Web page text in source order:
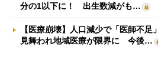
分の1以下に！ 出生数減がも…
【医療崩壊】人口減少で「医師不
見舞われ地域医療が限界に 今後…